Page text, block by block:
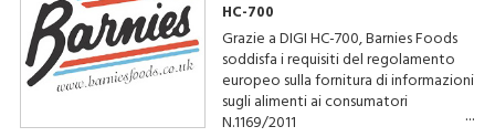
HC-700
Grazie a DIGI HC-700, Barnies Foods
soddisfa i requisiti del regolamento
europeo sulla fornitura di informazioni
sugli alimenti ai consumatori
N.1169/2011